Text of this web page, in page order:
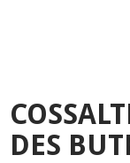
DES